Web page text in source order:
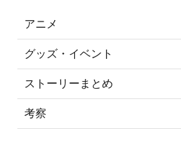
アニメ
グッズ・イベント
ストーリーまとめ
考察